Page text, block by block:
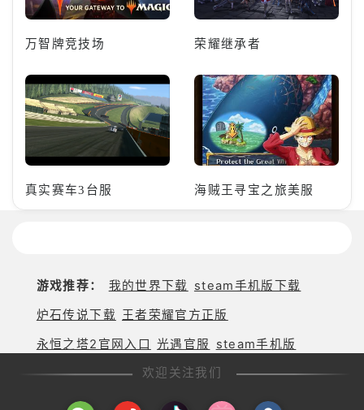
万智牌竞技场 荣耀继承者
真实赛车3台服 海贼王寻宝之旅美服
游戏推荐： 我的世界下载 steam手机版下载
炉石传说下载 王者荣耀官方正版
永恒之塔2官网入口 光遇官服
steam手机版
欢迎关注我们